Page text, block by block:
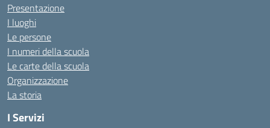
Presentazione
I luoghi
Le persone
I numeri della scuola
Le carte della scuola
Organizzazione
La storia
I Servizi